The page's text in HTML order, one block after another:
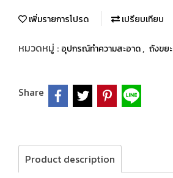
เพิ่มรายการโปรด เปรียบเทียบ
หมวดหมู่ : อุปกรณ์ทำความสะอาด, ถังขยะ
Share
Product description